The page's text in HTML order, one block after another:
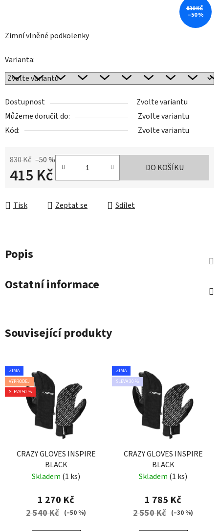
Zimní vlněné podkolenky
Varianta:
Dostupnost
Zvolte variantu
Můžeme doručit do:
Zvolte variantu
Kód:
Zvolte variantu
830 Kč –50 %
415 Kč DO KOŠÍKU
Tisk Zeptat se Sdílet
830 KČ
–50 %
Popis
Ostatní informace
Související produkty
ZIMA
VÝPRODEJ
SLEVA 50 %
CRAZY GLOVES INSPIRE
BLACK
Skladem (1 ks)
1 270 Kč
2 540 Kč (–50 %)
ZIMA
SLEVA 30 %
CRAZY GLOVES INSPIRE
BLACK
Skladem (1 ks)
1 785 Kč
2 550 Kč (–30 %)